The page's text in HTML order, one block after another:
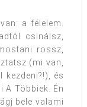
a félelem.
csinálsz,
rossz,
(mi van,
és
Többiek. Én
bele valami